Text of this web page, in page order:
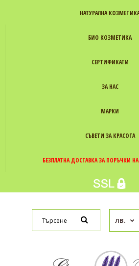
НАТУРАЛНА
БИО КОЗМЕТИКА
СЕРТИФИКАТИ
ЗА НАС
МАРКИ
СЪВЕТИ ЗА КРАСОТА
БЕЗПЛАТНА ДОСТАВКА ЗА ПОРЪЧКИ
лв.